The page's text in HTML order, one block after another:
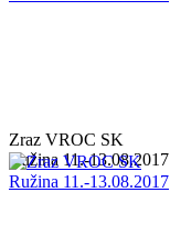
Zraz VROC SK
Ružina 11.-13.08.2017